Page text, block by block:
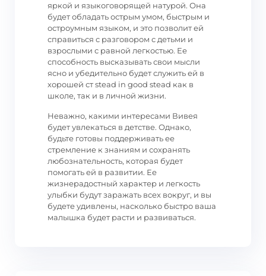
яркой и языкоговорящей натурой. Она
будет обладать острым умом, быстрым и
остроумным языком, и это позволит ей
справиться с разговором с детьми и
взрослыми с равной легкостью. Ее
способность высказывать свои мысли
ясно и убедительно будет служить ей в
хорошей ст stead in good stead как в
школе, так и в личной жизни.
Неважно, какими интересами Вивея
будет увлекаться в детстве. Однако,
будьте готовы поддерживать ее
стремление к знаниям и сохранять
любознательность, которая будет
помогать ей в развитии. Ее
жизнерадостный характер и легкость
улыбки будут заражать всех вокруг, и вы
будете удивлены, насколько быстро ваша
малышка будет расти и развиваться.